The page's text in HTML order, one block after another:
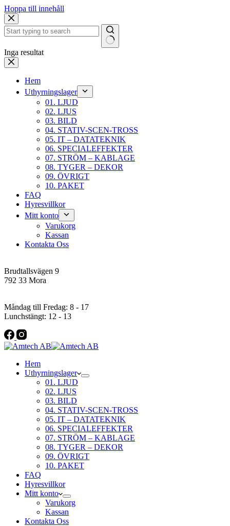
Hoppa till innehåll
Inga resultat
Hem
Uthyrningslager
01. LJUD
02. LJUS
03. BILD
04. STATIV-SCEN-TROSS
05. IT – DATATEKNIK
06. SPECIALEFFEKTER
07. STRÖM – KABLAGE
08. TYGER – DEKOR
09. ÖVRIGT
10. PAKET
FAQ
Hyresvillkor
Mitt konto
Varukorg
Kassan
Kontakta Oss
Brudtallsvägen 9
792 33 Mora
Måndag till Fredag: 8 - 17
Lunchstängt: 12 - 13
Hem
Uthyrningslager
01. LJUD
02. LJUS
03. BILD
04. STATIV-SCEN-TROSS
05. IT – DATATEKNIK
06. SPECIALEFFEKTER
07. STRÖM – KABLAGE
08. TYGER – DEKOR
09. ÖVRIGT
10. PAKET
FAQ
Hyresvillkor
Mitt konto
Varukorg
Kassan
Kontakta Oss